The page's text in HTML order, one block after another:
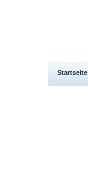
Startseite